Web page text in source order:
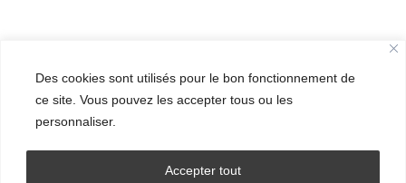
Des cookies sont utilisés pour le bon fonctionnement de
ce site. Vous pouvez les accepter tous ou les
personnaliser.
Accepter tout